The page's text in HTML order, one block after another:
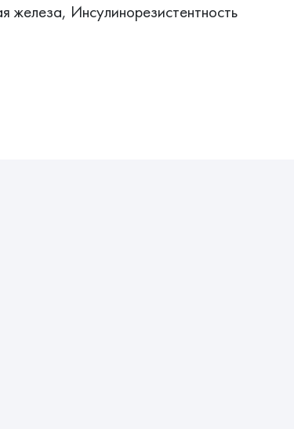
Инсулинорезистентность